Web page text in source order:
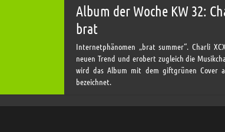
Album der Woche KW 32:
brat
Internetphänomen „brat summer“. Charli
neuen Trend und erobert zugleich die
wird das Album mit dem giftgrünen Cover
bezeichnet.